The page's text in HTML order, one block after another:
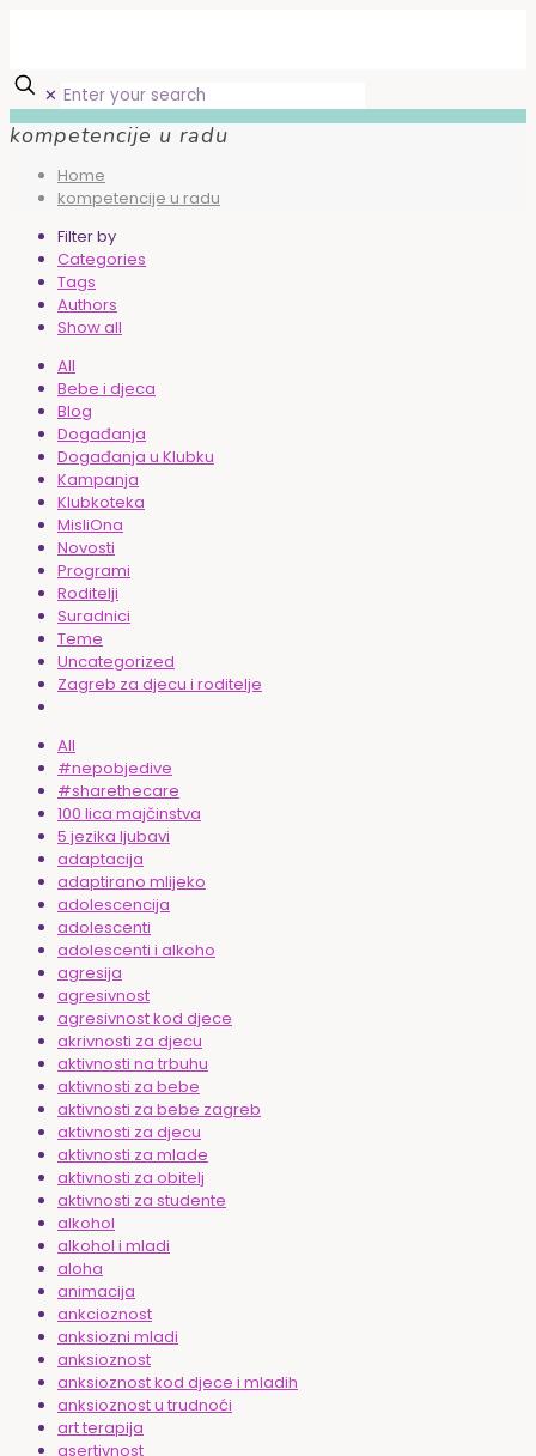
✕
kompetencije u radu
Home
kompetencije u radu
Filter by
Categories
Tags
Authors
Show all
All
Bebe i djeca
Blog
Događanja
Događanja u Klubku
Kampanja
Klubkoteka
MisliOna
Novosti
Programi
Roditelji
Suradnici
Teme
Uncategorized
Zagreb za djecu i roditelje
All
#nepobjedive
#sharethecare
100 lica majčinstva
5 jezika ljubavi
adaptacija
adaptirano mlijeko
adolescencija
adolescenti
adolescenti i alkoho
agresija
agresivnost
agresivnost kod djece
akrivnosti za djecu
aktivnosti na trbuhu
aktivnosti za bebe
aktivnosti za bebe zagreb
aktivnosti za djecu
aktivnosti za mlade
aktivnosti za obitelj
aktivnosti za studente
alkohol
alkohol i mladi
aloha
animacija
ankcioznost
anksiozni mladi
anksioznost
anksioznost kod djece i mladih
anksioznost u trudnoći
art terapija
asertivnost